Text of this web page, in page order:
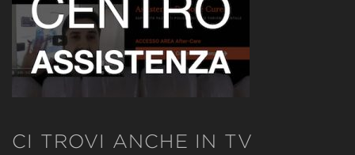
CI TROVI ANCHE IN TV